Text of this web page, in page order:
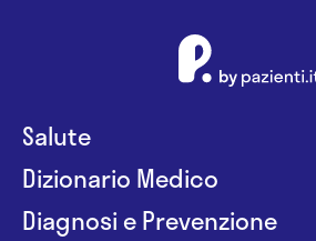
Salute
Dizionario Medico
Diagnosi e Prevenzione